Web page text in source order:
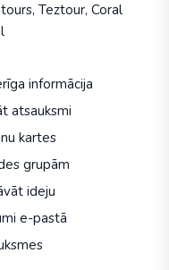
, Teztour, Coral
informācija
atsauksmi
kartes
grupām
ideju
e-pastā